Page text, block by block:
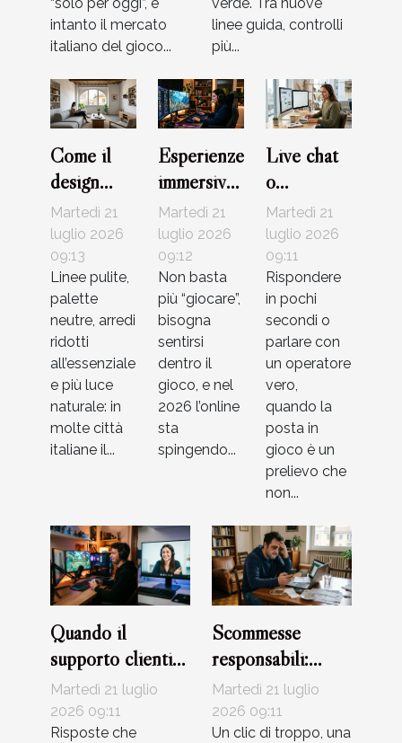
intanto il mercato
italiano del gioco...
linee guida, controlli
più...
Come il
design
minimalista
sta
cambiando
l’estetica
delle case
italiane
Martedì 21
luglio 2026
09:13
Linee pulite,
palette
neutre, arredi
ridotti
all’essenziale
e più luce
naturale: in
molte città
italiane il...
Esperienze
immersive
nei giochi
online:
oltre le
semplici
regole
Martedì 21
luglio 2026
09:12
Non basta
più “giocare”,
bisogna
sentirsi
dentro il
gioco, e nel
2026 l’online
sta
spingendo...
Live chat
o
telefono?
Evoluzione
del
supporto
nei casinò
virtuali
Martedì 21
luglio 2026
09:11
Rispondere
in pochi
secondi o
parlare con
un operatore
vero,
quando la
posta in
gioco è un
prelievo che
non...
Quando il
supporto clienti
diventa alleato
del giocatore
Martedì 21 luglio
2026 09:11
Risposte che
Scommesse
responsabili:
come riconoscere
i segnali d’allarme
Martedì 21 luglio
2026 09:11
Un clic di troppo, una